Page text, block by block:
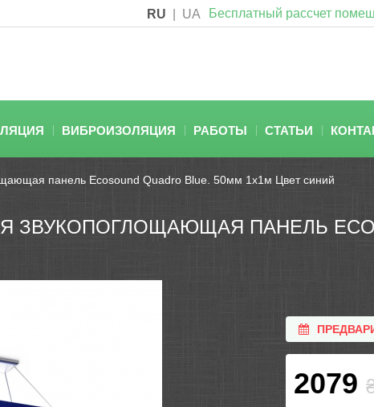
RU UA Бесплатный рассчет
ВИБРОИЗОЛЯЦИЯ РАБОТЫ СТАТЬИ
панель Ecosound Quadro Blue. 50мм 1х1м Цвет синий
ПАНЕЛЬ
2079